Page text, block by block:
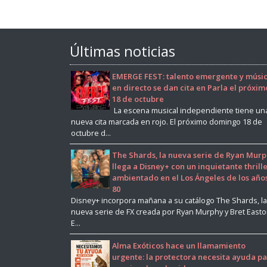
Últimas noticias
EMERGE FEST: talento emergente y
en directo se dan cita en Parla el
18 de octubre
La escena musical independiente tiene
nueva cita marcada en rojo. El próximo domingo 18 de
octubre d...
The Shards, la nueva serie de Ryan
llega a Disney+ con un inquietante
ambientado en el Los Ángeles de los
80
Disney+ incorpora mañana a su catálogo The Shards, la
nueva serie de FX creada por Ryan Murphy y Bret
E...
Alma Exóticos hace un llamamiento
urgente: la protectora necesita ayuda